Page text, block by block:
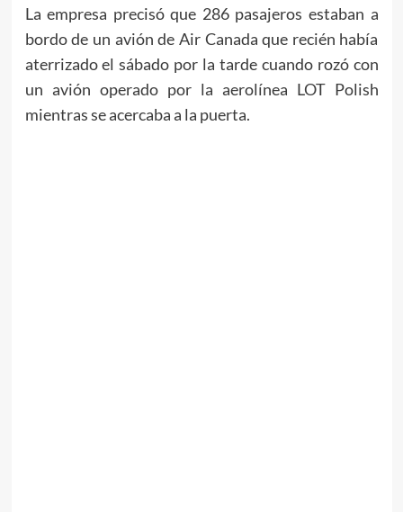
La empresa precisó que 286 pasajeros estaban a
bordo de un avión de Air Canada que recién había
aterrizado el sábado por la tarde cuando rozó con
un avión operado por la aerolínea LOT Polish
mientras se acercaba a la puerta.